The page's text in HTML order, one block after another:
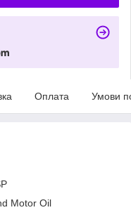
Оплата Умови
Oil